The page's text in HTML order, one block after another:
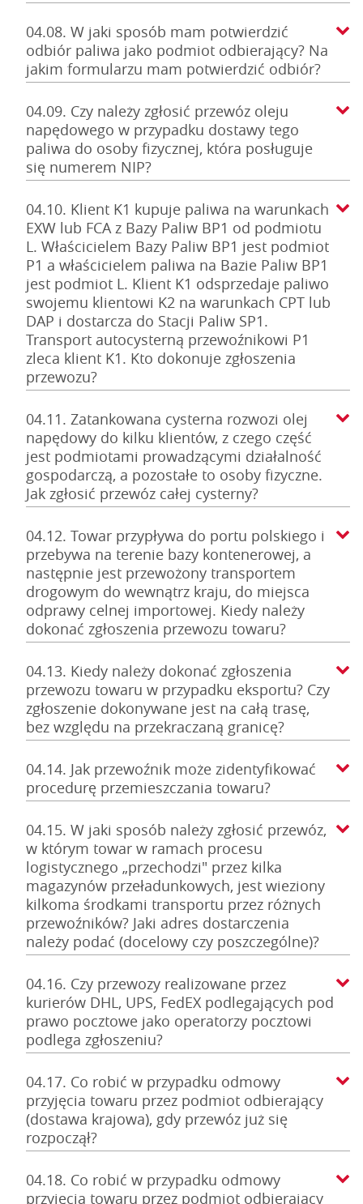
04.08. W jaki sposób mam potwierdzić
odbiór paliwa jako podmiot odbierający? Na
jakim formularzu mam potwierdzić odbiór?
04.09. Czy należy zgłosić przewóz oleju
napędowego w przypadku dostawy tego
paliwa do osoby fizycznej, która posługuje
się numerem NIP?
04.10. Klient K1 kupuje paliwa na warunkach
EXW lub FCA z Bazy Paliw BP1 od podmiotu
L. Właścicielem Bazy Paliw BP1 jest podmiot
P1 a właścicielem paliwa na Bazie Paliw BP1
jest podmiot L. Klient K1 odsprzedaje paliwo
swojemu klientowi K2 na warunkach CPT lub
DAP i dostarcza do Stacji Paliw SP1.
Transport autocysterną przewoźnikowi P1
zleca klient K1. Kto dokonuje zgłoszenia
przewozu?
04.11. Zatankowana cysterna rozwozi olej
napędowy do kilku klientów, z czego część
jest podmiotami prowadzącymi działalność
gospodarczą, a pozostałe to osoby fizyczne.
Jak zgłosić przewóz całej cysterny?
04.12. Towar przypływa do portu polskiego i
przebywa na terenie bazy kontenerowej, a
następnie jest przewożony transportem
drogowym do wewnątrz kraju, do miejsca
odprawy celnej importowej. Kiedy należy
dokonać zgłoszenia przewozu towaru?
04.13. Kiedy należy dokonać zgłoszenia
przewozu towaru w przypadku eksportu? Czy
zgłoszenie dokonywane jest na całą trasę,
bez względu na przekraczaną granicę?
04.14. Jak przewoźnik może zidentyfikować
procedurę przemieszczania towaru?
04.15. W jaki sposób należy zgłosić przewóz,
w którym towar w ramach procesu
logistycznego „przechodzi" przez kilka
magazynów przeładunkowych, jest wieziony
kilkoma środkami transportu przez różnych
przewoźników? Jaki adres dostarczenia
należy podać (docelowy czy poszczególne)?
04.16. Czy przewozy realizowane przez
kurierów DHL, UPS, FedEX podlegających pod
prawo pocztowe jako operatorzy pocztowi
podlega zgłoszeniu?
04.17. Co robić w przypadku odmowy
przyjęcia towaru przez podmiot odbierający
(dostawa krajowa), gdy przewóz już się
rozpoczął?
04.18. Co robić w przypadku odmowy
przyjęcia towaru przez podmiot odbierający